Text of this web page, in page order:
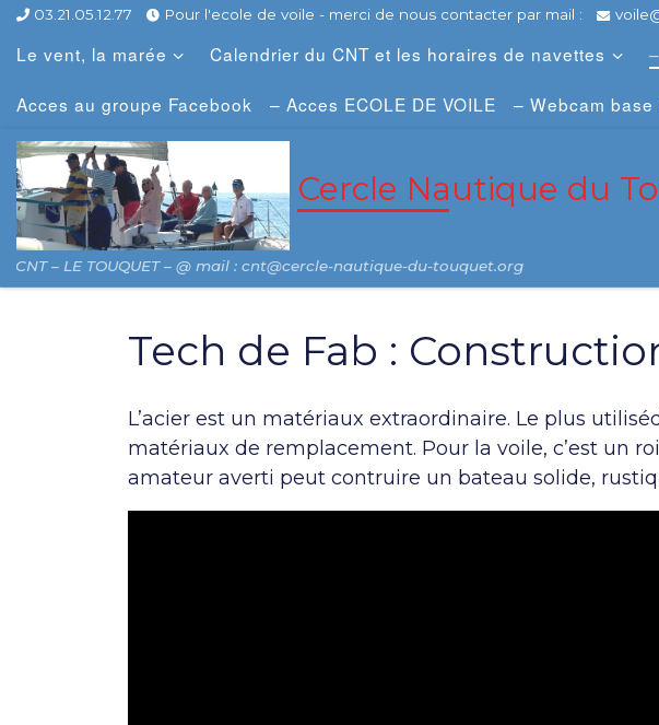
03.21.05.12.77 Pour l'ecole de voile - merci de nous contacter par mail :
Le vent, la marée Calendrier du CNT et les horaires de navettes
Acces au groupe Facebook – Acces ECOLE DE VOILE – Webcam base
Cercle Nautique du
CNT – LE TOUQUET – @ mail : cnt@cercle-nautique-du-touquet.org
Tech de Fab :
L’acier est un matériaux extraordinaire. Le plus
matériaux de remplacement. Pour la voile, c’est un
amateur averti peut contruire un bateau solide,